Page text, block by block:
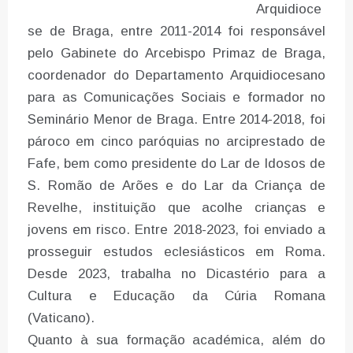
Arquidioce
se de Braga, entre 2011-2014 foi responsável
pelo Gabinete do Arcebispo Primaz de Braga,
coordenador do Departamento Arquidiocesano
para as Comunicações Sociais e formador no
Seminário Menor de Braga. Entre 2014-2018, foi
pároco em cinco paróquias no arciprestado de
Fafe, bem como presidente do Lar de Idosos de
S. Romão de Arões e do Lar da Criança de
Revelhe, instituição que acolhe crianças e
jovens em risco. Entre 2018-2023, foi enviado a
prosseguir estudos eclesiásticos em Roma.
Desde 2023, trabalha no Dicastério para a
Cultura e Educação da Cúria Romana
(Vaticano).
Quanto à sua formação académica, além do